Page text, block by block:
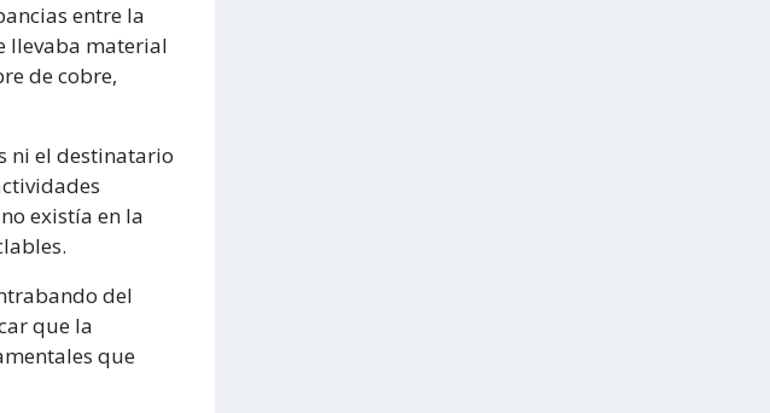
entre la
llevaba material
de cobre,
ni el destinatario
existía en la
del
que la
que